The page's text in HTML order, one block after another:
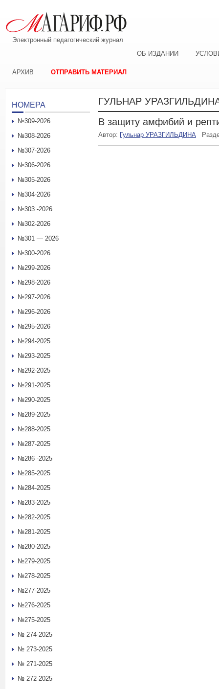
Электронный педагогический журнал
ОБ ИЗДАНИИ
АРХИВ ОТПРАВИТЬ МАТЕРИАЛ
ГУЛЬНАР
В защиту амфибий и
Автор: Гульнар УРАЗГИЛЬДИНА
НОМЕРА
№309-2026
№308-2026
№307-2026
№306-2026
№305-2026
№304-2026
№303 -2026
№302-2026
№301 — 2026
№300-2026
№299-2026
№298-2026
№297-2026
№296-2026
№295-2026
№294-2025
№293-2025
№292-2025
№291-2025
№290-2025
№289-2025
№288-2025
№287-2025
№286 -2025
№285-2025
№284-2025
№283-2025
№282-2025
№281-2025
№280-2025
№279-2025
№278-2025
№277-2025
№276-2025
№275-2025
№ 274-2025
№ 273-2025
№ 271-2025
№ 272-2025